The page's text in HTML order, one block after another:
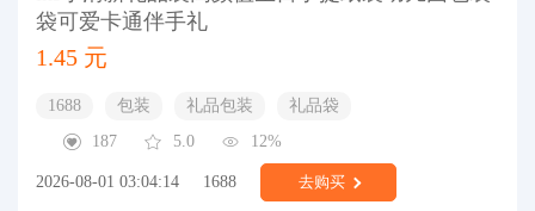
袋可爱卡通伴手礼
1.45 元
1688 包装 礼品包装
礼品袋
187
5.0 12%
2026-08-01 03:04:14 1688 去购买